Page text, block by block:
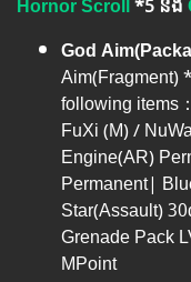
God
Aim(Fragment)
following items
FuXi (M) /
Engine(AR)
Permanent|
Star(Assault)
Grenade Pack
MPoint